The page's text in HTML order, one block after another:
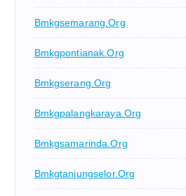
Bmkgsemarang.org
Bmkgpontianak.org
Bmkgserang.org
Bmkgpalangkaraya.org
Bmkgsamarinda.org
Bmkgtanjungselor.org